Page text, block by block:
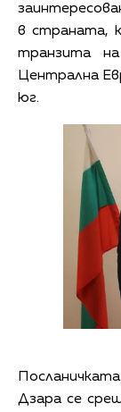
в страната,
транзита
Централна
юг.
Дзара се